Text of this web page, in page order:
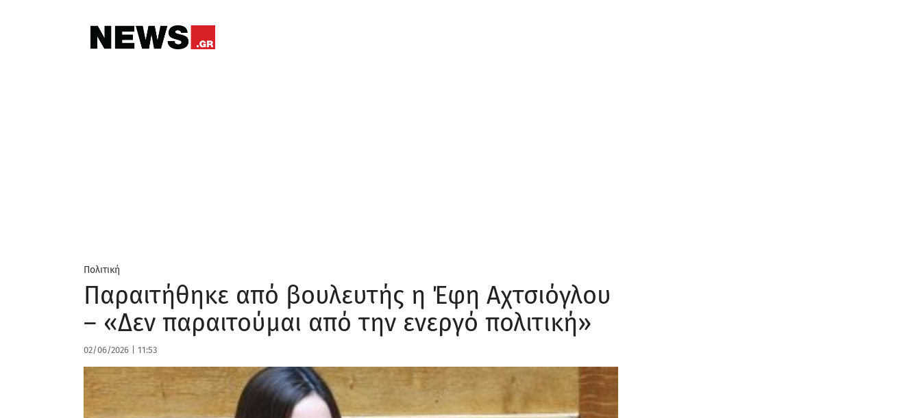
Πολιτική
Παραιτήθηκε από βουλευτής η Έφη Αχτσιόγλου
– «Δεν παραιτούμαι από την ενεργό πολιτική»
02/06/2026 11:53